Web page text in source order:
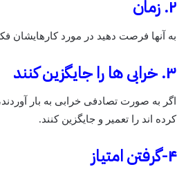
۲. زمان
به آنها فرصت دهید در مورد کارهایشان
۳. خرابی ها را جایگزین کنند
اگر به صورت تصادفی خرابی به بار
کرده اند را تعمیر و جایگزین کنند.
۴-گرفتن امتیاز